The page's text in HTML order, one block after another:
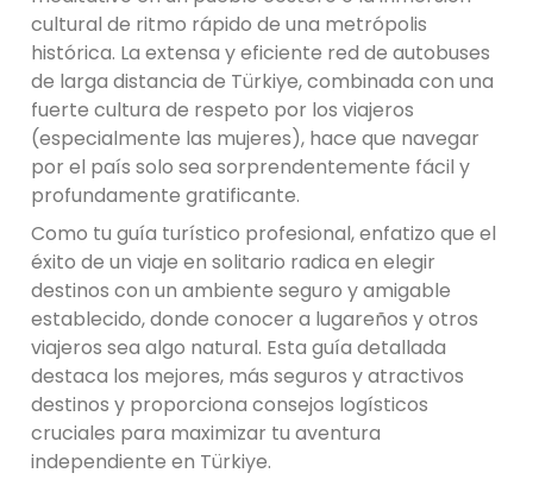
cultural de ritmo rápido de una metrópolis
histórica. La extensa y eficiente red de autobuses
de larga distancia de Türkiye, combinada con una
fuerte cultura de respeto por los viajeros
(especialmente las mujeres), hace que navegar
por el país solo sea sorprendentemente fácil y
profundamente gratificante.
Como tu guía turístico profesional, enfatizo que el
éxito de un viaje en solitario radica en elegir
destinos con un ambiente seguro y amigable
establecido, donde conocer a lugareños y otros
viajeros sea algo natural. Esta guía detallada
destaca los mejores, más seguros y atractivos
destinos y proporciona consejos logísticos
cruciales para maximizar tu aventura
independiente en Türkiye.